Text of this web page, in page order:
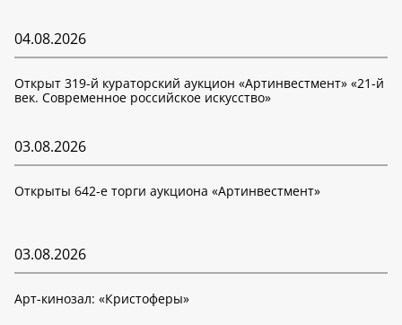
04.08.2026
Открыт 319-й кураторский аукцион «Артинвестмент» «21-й
век. Современное российское искусство»
03.08.2026
Открыты 642-е торги аукциона «Артинвестмент»
03.08.2026
Арт-кинозал: «Кристоферы»